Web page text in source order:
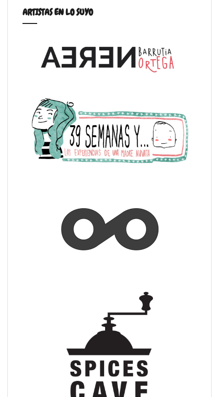
ARTISTAS EN LO SUYO